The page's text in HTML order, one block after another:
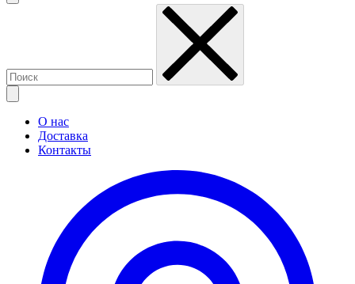
О нас
Доставка
Контакты